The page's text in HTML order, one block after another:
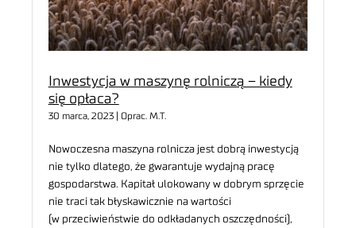
Inwestycja w maszynę rolniczą – kiedy
się opłaca?
30 marca, 2023 | Oprac. M.T.
Nowoczesna maszyna rolnicza jest dobrą inwestycją
nie tylko dlatego, że gwarantuje wydajną pracę
gospodarstwa. Kapitał ulokowany w dobrym sprzęcie
nie traci tak błyskawicznie na wartości
(w przeciwieństwie do odkładanych oszczędności),